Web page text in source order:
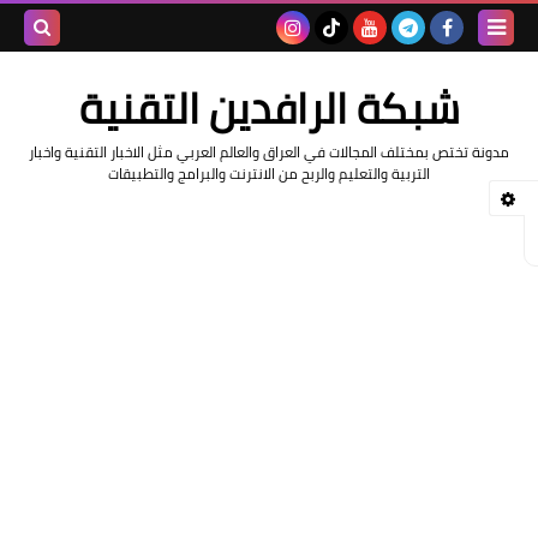
شبكة الرافدين التقنية
مدونة تختص بمختلف المجالات في العراق والعالم العربي مثل الاخبار التقنية واخبار
التربية والتعليم والربح من الانترنت والبرامج والتطبيقات